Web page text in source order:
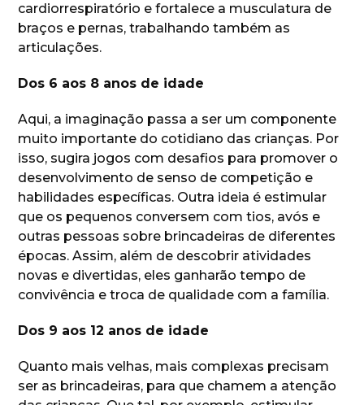
cardiorrespiratório e fortalece a musculatura de
braços e pernas, trabalhando também as
articulações.
Dos 6 aos 8 anos de idade
Aqui, a imaginação passa a ser um componente
muito importante do cotidiano das crianças. Por
isso, sugira jogos com desafios para promover o
desenvolvimento de senso de competição e
habilidades específicas. Outra ideia é estimular
que os pequenos conversem com tios, avós e
outras pessoas sobre brincadeiras de diferentes
épocas. Assim, além de descobrir atividades
novas e divertidas, eles ganharão tempo de
convivência e troca de qualidade com a família.
Dos 9 aos 12 anos de idade
Quanto mais velhas, mais complexas precisam
ser as brincadeiras, para que chamem a atenção